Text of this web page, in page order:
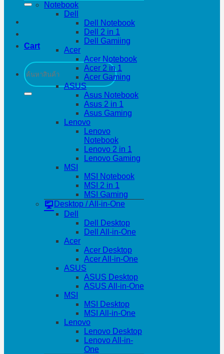
Cart
Search
for:
Notebook
Dell
Dell Notebook
Dell 2 in 1
Dell Gamiing
Acer
Acer Notebook
Acer 2 in 1
Acer Gaming
ASUS
Asus Notebook
Asus 2 in 1
Asus Gaming
Lenovo
Lenovo
Notebook
Lenovo 2 in 1
Lenovo Gaming
MSI
MSI Notebook
MSI 2 in 1
MSI Gaming
Desktop / All-in-One
Dell
Dell Desktop
Dell All-in-One
Acer
Acer Desktop
Acer All-in-One
ASUS
ASUS Desktop
ASUS All-in-One
MSI
MSI Desktop
MSI All-in-One
Lenovo
Lenovo Desktop
Lenovo All-in-
One